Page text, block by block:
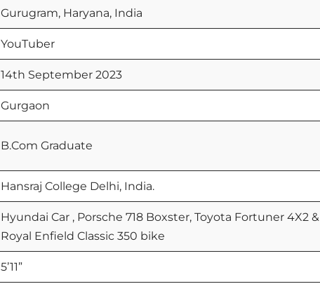
Gurugram, Haryana, India
YouTuber
14th September 2023
Gurgaon
B.Com Graduate
Hansraj College Delhi, India.
Hyundai Car , Porsche 718 Boxster, Toyota Fortuner 4X2 &
Royal Enfield Classic 350 bike
5’11”